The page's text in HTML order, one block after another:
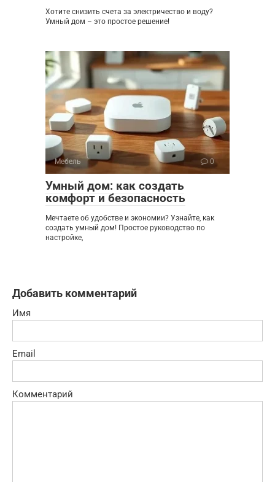
Хотите снизить счета за электричество и воду?
Умный дом – это простое решение!
Мебель 0
Умный дом: как создать
комфорт и безопасность
Мечтаете об удобстве и экономии? Узнайте, как
создать умный дом! Простое руководство по
настройке,
Добавить комментарий
Имя
Email
Комментарий